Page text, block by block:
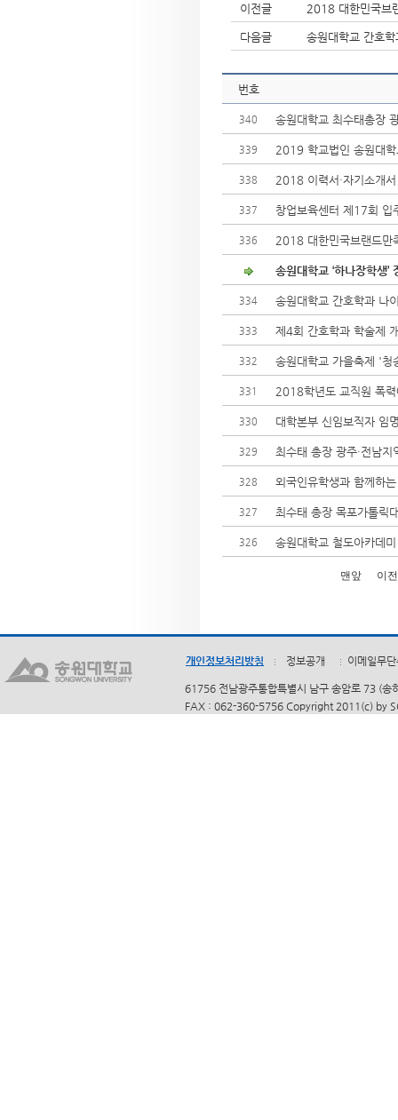
이전글 2018 대한민국브
다음글 송원대학교 간호
번호
340 송원대학교 최수태총장
339 2019 학교법인 송원대
338 2018 이력서·자기소개
337 창업보육센터 제17회 입
336 2018 대한민국브랜드만
송원대학교 ‘하나장학생’
334 송원대학교 간호학과 나
333 제4회 간호학과 학술제
332 송원대학교 가을축제 '청
331 2018학년도 교직원 폭
330 대학본부 신임보직자 임
329 최수태 총장 광주·전남
328 외국인유학생과 함께하
327 최수태 총장 목포가톨릭
326 송원대학교 철도아카데
맨앞 이전
개인정보처리방침 정보공개 이메일무
61756 전남광주통합특별시 남구 송암로 73 (
FAX : 062-360-5756 Copyright 2011(c) by